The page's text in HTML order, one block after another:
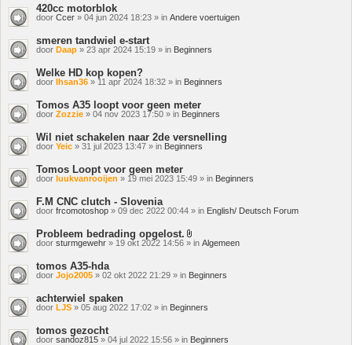
420cc motorblok
door Ccer » 04 jun 2024 18:23 » in Andere voertuigen
smeren tandwiel e-start
door Daap » 23 apr 2024 15:19 » in Beginners
Welke HD kop kopen?
door Ihsan36 » 11 apr 2024 18:32 » in Beginners
Tomos A35 loopt voor geen meter
door Zozzie » 04 nov 2023 17:50 » in Beginners
Wil niet schakelen naar 2de versnelling
door Yeic » 31 jul 2023 13:47 » in Beginners
Tomos Loopt voor geen meter
door luukvanrooijen » 19 mei 2023 15:49 » in Beginners
F.M CNC clutch - Slovenia
door frcomotoshop » 09 dec 2022 00:44 » in English/ Deutsch Forum
Probleem bedrading opgelost.
Bijlage(n)
door sturmgewehr » 19 okt 2022 14:56 » in Algemeen
tomos A35-hda
door Jojo2005 » 02 okt 2022 21:29 » in Beginners
achterwiel spaken
door LJS » 05 aug 2022 17:02 » in Beginners
tomos gezocht
door sandoz815 » 04 jul 2022 15:56 » in Beginners